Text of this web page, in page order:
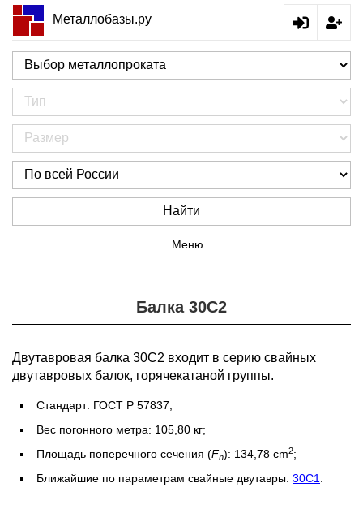
Металлобазы.ру
Найти
Меню
Балка 30С2
Двутавровая балка 30С2 входит в серию свайных
двутавровых балок, горячекатаной группы.
Стандарт: ГОСТ Р 57837;
Вес погонного метра: 105,80 кг;
Площадь поперечного сечения (Fn): 134,78 cm2;
Ближайшие по параметрам свайные двутавры: 30С1